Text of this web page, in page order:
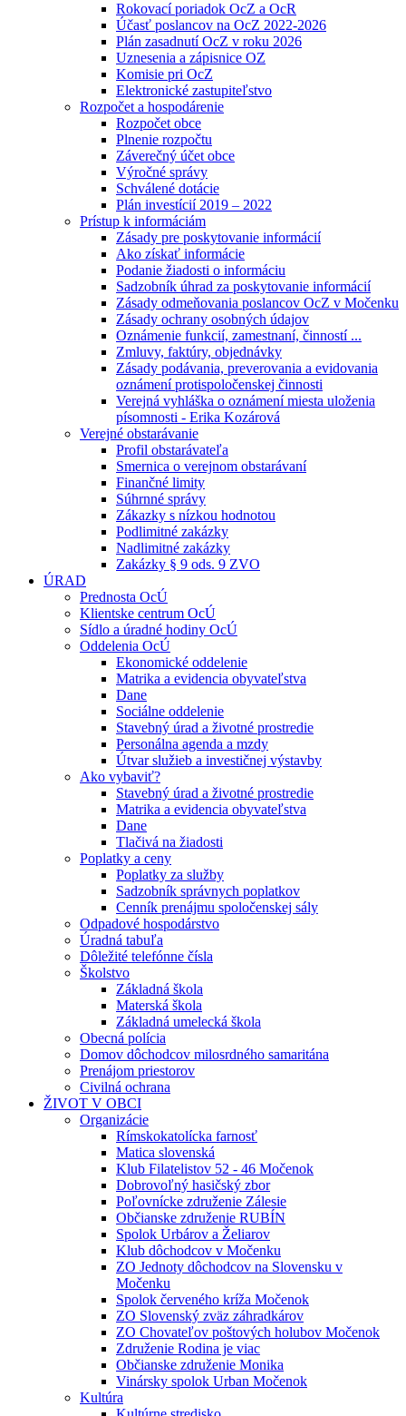
Rokovací poriadok OcZ a OcR
Účasť poslancov na OcZ 2022-2026
Plán zasadnutí OcZ v roku 2026
Uznesenia a zápisnice OZ
Komisie pri OcZ
Elektronické zastupiteľstvo
Rozpočet a hospodárenie
Rozpočet obce
Plnenie rozpočtu
Záverečný účet obce
Výročné správy
Schválené dotácie
Plán investícií 2019 – 2022
Prístup k informáciám
Zásady pre poskytovanie informácií
Ako získať informácie
Podanie žiadosti o informáciu
Sadzobník úhrad za poskytovanie informácií
Zásady odmeňovania poslancov OcZ v Močenku
Zásady ochrany osobných údajov
Oznámenie funkcií, zamestnaní, činností ...
Zmluvy, faktúry, objednávky
Zásady podávania, preverovania a evidovania
oznámení protispoločenskej činnosti
Verejná vyhláška o oznámení miesta uloženia
písomnosti - Erika Kozárová
Verejné obstarávanie
Profil obstarávateľa
Smernica o verejnom obstarávaní
Finančné limity
Súhrnné správy
Zákazky s nízkou hodnotou
Podlimitné zakázky
Nadlimitné zakázky
Zakázky § 9 ods. 9 ZVO
ÚRAD
Prednosta OcÚ
Klientske centrum OcÚ
Sídlo a úradné hodiny OcÚ
Oddelenia OcÚ
Ekonomické oddelenie
Matrika a evidencia obyvateľstva
Dane
Sociálne oddelenie
Stavebný úrad a životné prostredie
Personálna agenda a mzdy
Útvar služieb a investičnej výstavby
Ako vybaviť?
Stavebný úrad a životné prostredie
Matrika a evidencia obyvateľstva
Dane
Tlačivá na žiadosti
Poplatky a ceny
Poplatky za služby
Sadzobník správnych poplatkov
Cenník prenájmu spoločenskej sály
Odpadové hospodárstvo
Úradná tabuľa
Dôležité telefónne čísla
Školstvo
Základná škola
Materská škola
Základná umelecká škola
Obecná polícia
Domov dôchodcov milosrdného samaritána
Prenájom priestorov
Civilná ochrana
ŽIVOT V OBCI
Organizácie
Rímskokatolícka farnosť
Matica slovenská
Klub Filatelistov 52 - 46 Močenok
Dobrovoľný hasičský zbor
Poľovnícke združenie Zálesie
Občianske združenie RUBÍN
Spolok Urbárov a Želiarov
Klub dôchodcov v Močenku
ZO Jednoty dôchodcov na Slovensku v
Močenku
Spolok červeného kríža Močenok
ZO Slovenský zväz záhradkárov
ZO Chovateľov poštových holubov Močenok
Združenie Rodina je viac
Občianske združenie Monika
Vinársky spolok Urban Močenok
Kultúra